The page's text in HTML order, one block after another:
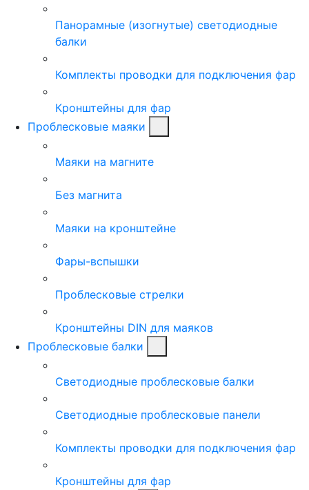
Панорамные (изогнутые) светодиодные
балки
Комплекты проводки для подключения фар
Кронштейны для фар
Проблесковые маяки
Маяки на магните
Без магнита
Маяки на кронштейне
Фары-вспышки
Проблесковые стрелки
Кронштейны DIN для маяков
Проблесковые балки
Светодиодные проблесковые балки
Светодиодные проблесковые панели
Комплекты проводки для подключения фар
Кронштейны для фар